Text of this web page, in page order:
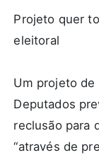
Projeto quer
eleitoral
Um projeto de
Deputados
reclusão para
“através de